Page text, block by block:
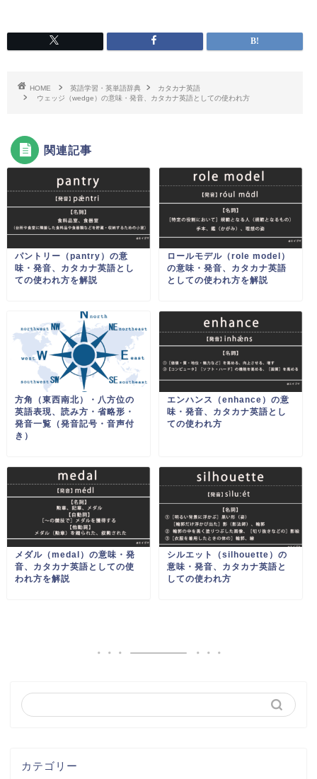
HOME 英語学習・英単語辞典
カタカナ英語
ウェッジ（wedge）の意味・発音、カタカナ英語としての使われ方
関連記事
パントリー（pantry）の意
味・発音、カタカナ英語とし
ての使われ方を解説
ロールモデル（role model）
の意味・発音、カタカナ英語
としての使われ方を解説
方角（東西南北）・八方位の
英語表現、読み方・省略形・
発音一覧（発音記号・音声付
き）
エンハンス（enhance）の意
味・発音、カタカナ英語とし
ての使われ方
メダル（medal）の意味・発
音、カタカナ英語としての使
われ方を解説
シルエット（silhouette）の
意味・発音、カタカナ英語と
しての使われ方
カテゴリー